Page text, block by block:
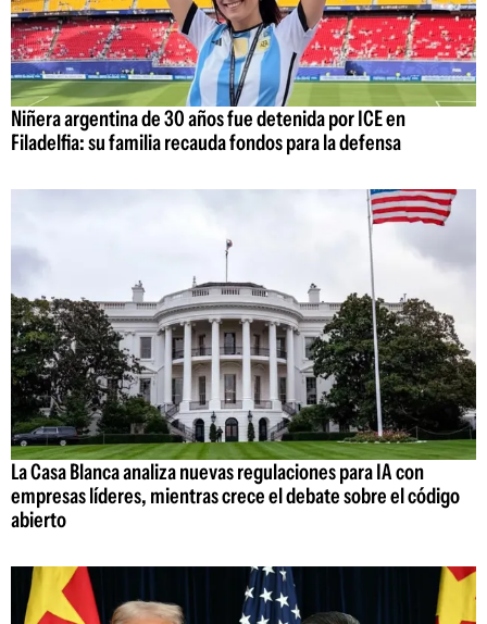
Niñera argentina de 30 años fue detenida por ICE en
Filadelfia: su familia recauda fondos para la defensa
La Casa Blanca analiza nuevas regulaciones para IA con
empresas líderes, mientras crece el debate sobre el código
abierto